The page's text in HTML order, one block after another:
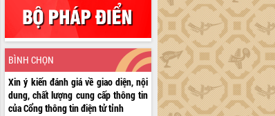
BÌNH CHỌN
Xin ý kiến đánh giá về giao diện, nội
dung, chất lượng cung cấp thông tin
của Cổng thông tin điện tử tỉnh